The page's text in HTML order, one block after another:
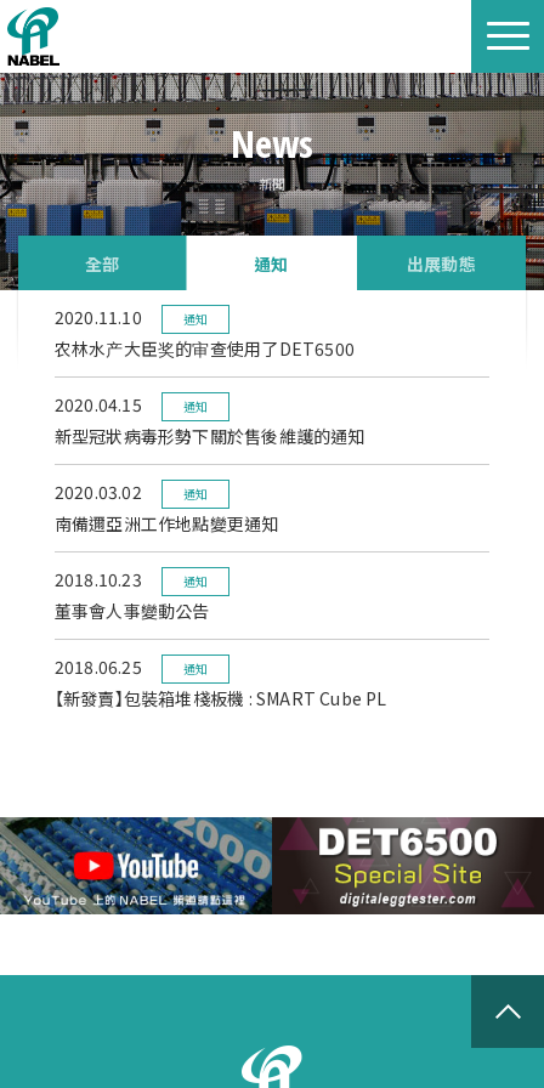
News
新聞
全部 通知 出展動態
2020.11.10 通知
农林水产大臣奖的审查使用了DET6500
2020.04.15 通知
新型冠狀病毒形勢下關於售後維護的通知
2020.03.02 通知
南備邇亞洲工作地點變更通知
2018.10.23 通知
董事會人事變動公告
2018.06.25 通知
【新發賣】包裝箱堆棧板機 : SMART Cube PL